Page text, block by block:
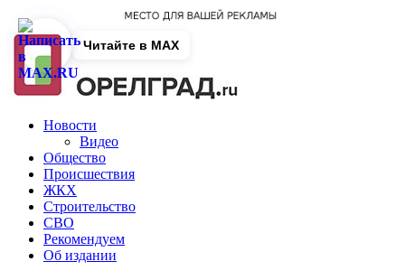
Новости
Видео
Общество
Происшествия
ЖКХ
Строительство
СВО
Рекомендуем
Об издании
Читайте в MAX